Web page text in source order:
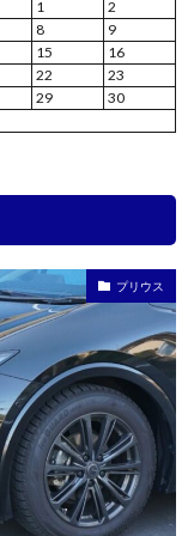
1
2
8
9
15
16
22
23
29
30
プリウス